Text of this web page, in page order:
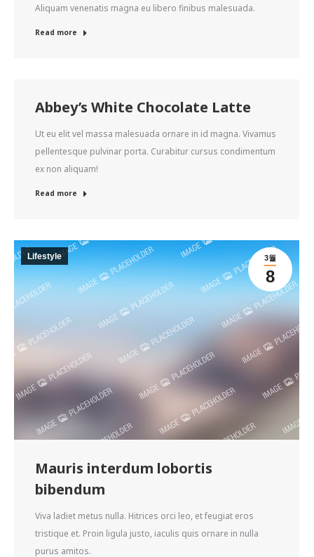
Aliquam venenatis magna eu libero finibus malesuada.
Read more
Abbey’s White Chocolate Latte
Ut eu elit vel massa malesuada ornare in id magna. Vivamus
pellentesque pulvinar porta. Curabitur cursus condimentum
ex non aliquam!
Read more
3월
8
Lifestyle
Mauris interdum lobortis
bibendum
Viva ladiet metus nulla. Hitrices orci leo, et feugiat eros
tristique et. Proin ligula justo, iaculis quis ornare in nulla
purus amitos.